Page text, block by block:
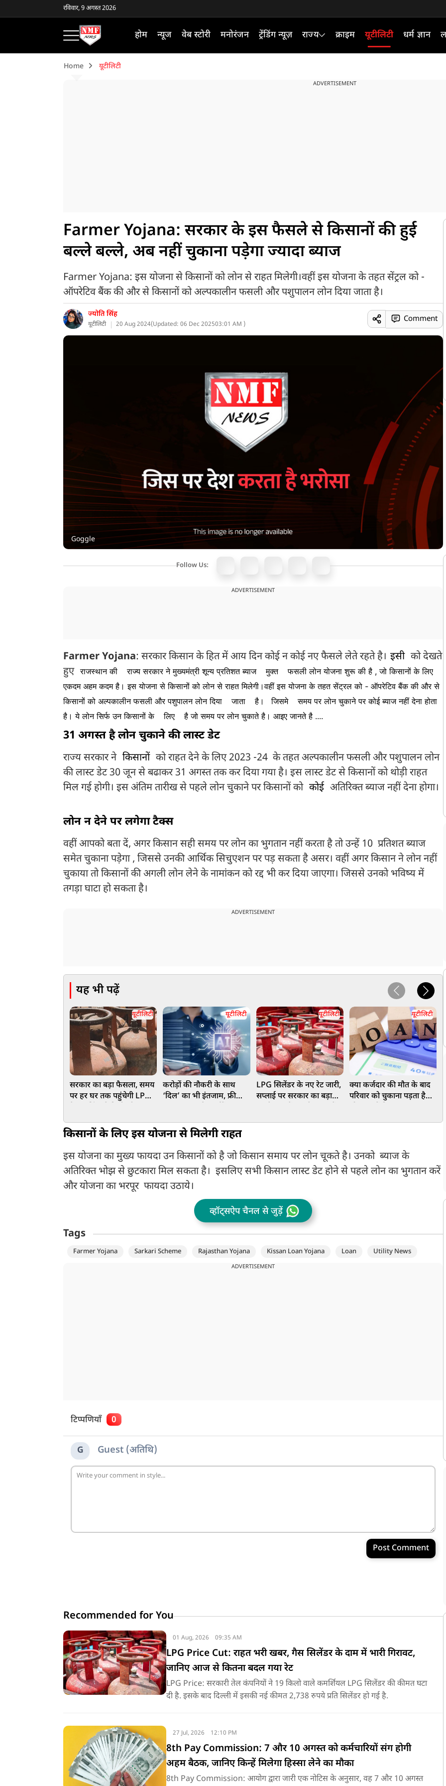
रविवार, 9 अगस्त 2026
होम न्यूज वेब स्टोरी मनोरंजन ट्रेंडिंग न्यूज़ राज्य क्राइम यूटीलिटी धर्म ज्ञान
Home यूटीलिटी
ADVERTISEMENT
Farmer Yojana: सरकार के इस फैसले से किसानों की हुई
बल्ले बल्ले, अब नहीं चुकाना पड़ेगा ज्यादा ब्याज
Farmer Yojana: इस योजना से किसानों को लोन से राहत मिलेगी।वहीं इस योजना के तहत सेंट्रल को -
ऑपरेटिव बैंक की और से किसानों को अल्पकालीन फसली और पशुपालन लोन दिया जाता है।
ज्योति सिंह
यूटीलिटी 20 Aug 2024(Updated: 06 Dec 202503:01 AM )
Comment
Goggle
Follow Us:
ADVERTISEMENT
Farmer Yojana: सरकार किसान के हित में आय दिन कोई न कोई नए फैसले लेते रहते है। इसी को देखते
हुए राजस्थान की राज्य सरकार ने मुख्यमंत्री शून्य प्रतिशत ब्याज मुक्त
फसली लोन योजना शुरू की है , जो किसानों के लिए
एकदम अहम कदम है। इस योजना से किसानों को लोन से राहत मिलेगी।वहीं इस योजना के तहत सेंट्रल को - ऑपरेटिव बैंक की और से
किसानों को अल्पकालीन फसली और पशुपालन लोन दिया
जाता है। जिसमे
समय पर लोन चुकाने पर कोई ब्याज नहीं देना होता
है। ये लोन सिर्फ उन किसानों के
लिए है जो समय पर लोन चुकाते है। आइए जानते है ....
31 अगस्त है लोन चुकाने की लास्ट डेट
राज्य सरकार ने किसानों को राहत देने के लिए 2023 -24 के तहत अल्पकालीन फसली और पशुपालन लोन
की लास्ट डेट 30 जून से बढाकर 31 अगस्त तक कर दिया गया है। इस लास्ट डेट से किसानों को थोड़ी राहत
मिल गई होगी। इस अंतिम तारीख से पहले लोन चुकाने पर किसानों को कोई अतिरिक्त ब्याज नहीं देना होगा।
लोन न देने पर लगेगा टैक्स
वहीं आपको बता दें, अगर किसान सही समय पर लोन का भुगतान नहीं करता है तो उन्हें 10 प्रतिशत ब्याज
समेत चुकाना पड़ेगा , जिससे उनकी आर्थिक सिचुएशन पर पड़ सकता है असर। वहीं अगर किसान ने लोन नहीं
चुकाया तो किसानों की अगली लोन लेने के नामांकन को रद्द भी कर दिया जाएगा। जिससे उनको भविष्य में
तगड़ा घाटा हो सकता है।
ADVERTISEMENT
यह भी पढ़ें
यूटीलिटी
सरकार का बड़ा फैसला, समय
पर हर घर तक पहुंचेगी LPG
यूटीलिटी
करोड़ों की नौकरी के साथ
‘दिल’ का भी इंतजाम, फ्री
यूटीलिटी
LPG सिलेंडर के नए रेट जारी,
सप्लाई पर सरकार का बड़ा
यूटीलिटी
क्या कर्जदार की मौत के बाद
परिवार को चुकाना पड़ता है
किसानों के लिए इस योजना से मिलेगी राहत
इस योजना का मुख्य फायदा उन किसानों को है जो किसान समाय पर लोन चूकते है। उनको ब्याज के
अतिरिक्त भोझ से छुटकारा मिल सकता है। इसलिए सभी किसान लास्ट डेट होने से पहले लोन का भुगतान करें
और योजना का भरपूर फायदा उठाये।
व्हॉट्सऐप चैनल से जुड़ें
Tags
Farmer Yojana Sarkari Scheme Rajasthan Yojana Kissan Loan Yojana Loan Utility News
ADVERTISEMENT
टिप्पणियाँ 0
G Guest (अतिथि)
Post Comment
Recommended for You
01 Aug, 2026 09:35 AM
LPG Price Cut: राहत भरी खबर, गैस सिलेंडर के दाम में भारी गिरावट,
जानिए आज से कितना बदल गया रेट
LPG Price: सरकारी तेल कंपनियों ने 19 किलो वाले कमर्शियल LPG सिलेंडर की कीमत घटा
दी है. इसके बाद दिल्ली में इसकी नई कीमत 2,738 रुपये प्रति सिलेंडर हो गई है.
27 Jul, 2026 12:10 PM
8th Pay Commission: 7 और 10 अगस्त को कर्मचारियों संग होगी
अहम बैठक, जानिए किन्हें मिलेगा हिस्सा लेने का मौका
8th Pay Commission: आयोग द्वारा जारी एक नोटिस के अनुसार, वह 7 और 10 अगस्त